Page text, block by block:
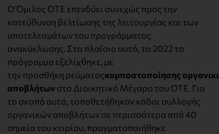
Ο Όμιλος ΟΤΕ επενδύει συνεχώς προς την
κατεύθυνση βελτίωσης της λειτουργίας και των
αποτελεσμάτων του προγράμματος
ανακύκλωσης. Στο πλαίσιο αυτό, το 2022 το
πρόγραμμα εξελίχθηκε, με
την προσθήκη ρεύματοςκομποστοποίησης
αποβλήτων στο Διοικητικό Μέγαρο του ΟΤΕ. Για
το σκοπό αυτό, τοποθετήθηκαν κάδοι συλλογής
οργανικών αποβλήτων σε περισσότερα από 40
σημεία του κτιρίου, πραγματοποιήθηκε